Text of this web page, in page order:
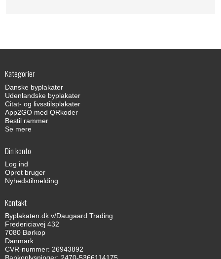
Kategorier
Danske byplakater
Udenlandske byplakater
Citat- og livsstilsplakater
App2GO med QRkoder
Bestil rammer
Se mere
Din konto
Log ind
Opret bruger
Nyhedstilmelding
Kontakt
Byplakaten.dk v/Daugaard Trading
Fredericiavej 432
7080 Børkop
Danmark
CVR-nummer: 26943892